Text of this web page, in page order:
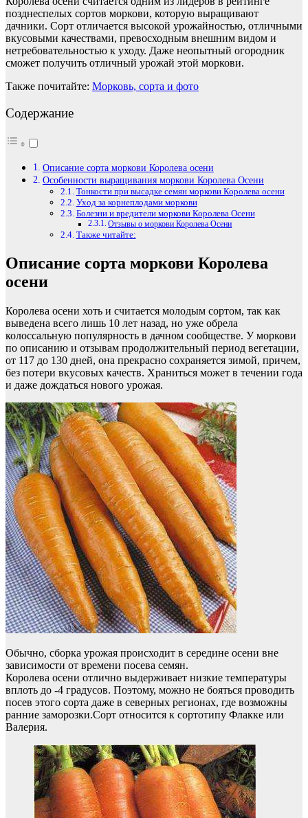
позднеспелых сортов моркови, которую выращивают
дачники. Сорт отличается высокой урожайностью, отличными
вкусовыми качествами, превосходным внешним видом и
нетребовательностью к уходу. Даже неопытный огородник
сможет получить отличный урожай этой моркови.
Также почитайте: Морковь, сорта и фото
Содержание
Описание сорта моркови Королева осени
Особенности выращивания моркови Королева Осени
Тонкости при высадке семян моркови Королева осени
Уход за корнеплодами моркови
Болезни и вредители моркови Королева Осени
Отзывы о моркови Королева Осени
Также читайте:
Описание сорта моркови Королева
осени
Королева осени хоть и считается молодым сортом, так как
выведена всего лишь 10 лет назад, но уже обрела
колоссальную популярность в дачном сообществе. У моркови
по описанию и отзывам продолжительный период вегетации,
от 117 до 130 дней, она прекрасно сохраняется зимой, причем,
без потери вкусовых качеств. Храниться может в течении года
и даже дождаться нового урожая.
Обычно, сборка урожая происходит в середине осени вне
зависимости от времени посева семян.
Королева осени отлично выдерживает низкие температуры
вплоть до -4 градусов. Поэтому, можно не бояться проводить
посев этого сорта даже в северных регионах, где возможны
ранние заморозки.Сорт относится к сортотипу Флакке или
Валерия.